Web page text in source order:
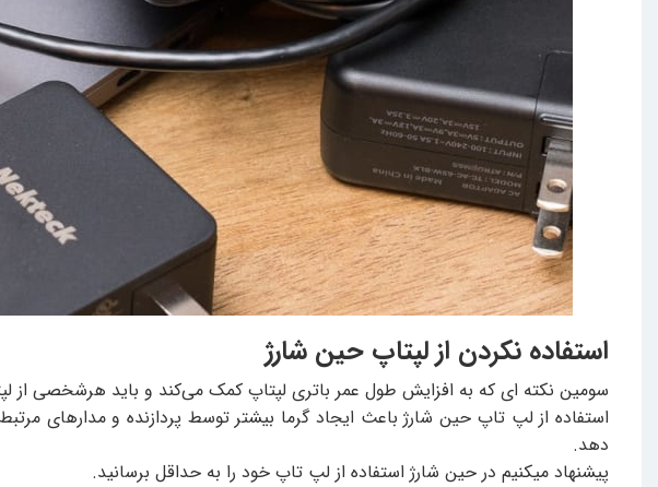
استفاده نکردن از لپتاپ حین شارژ
سومین نکته ای که به افزایش طول عمر باتری لپتاپ کمک می‌کند و باید هرشخصی از
استفاده از لپ تاپ حین شارژ باعث ایجاد گرما بیشتر توسط پردازنده و مدار‌های
دهد.
پیشنهاد میکنیم در حین شارژ استفاده از لپ تاپ خود را به حداقل برسانید.